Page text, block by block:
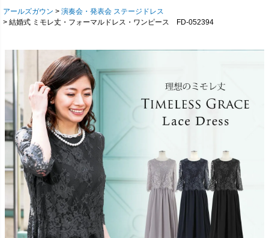
アールズガウン
演奏会・発表会 ステージドレス
結婚式 ミモレ丈・フォーマルドレス・ワンピース FD-052394